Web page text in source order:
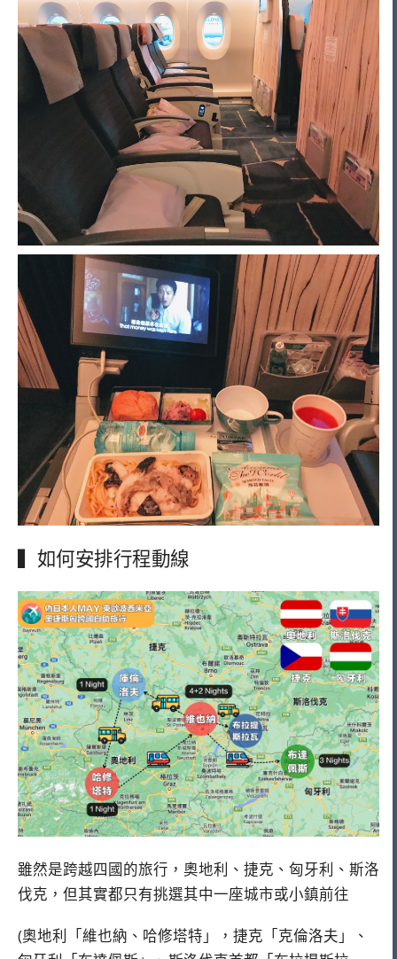
▍如何安排行程動線
雖然是跨越四國的旅行， 奧地利、捷克、匈牙利、斯洛
伐克，但其實都只有挑選其中一座城市或小鎮前往
(奧地利「維也納、哈修塔特」，捷克「克倫洛夫」、